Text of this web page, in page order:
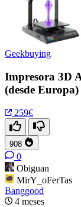
Geekbuying
Impresora 3D
(desde
259€
908
0
Obiguan
MirY_oFerTas
Banggood
4 meses